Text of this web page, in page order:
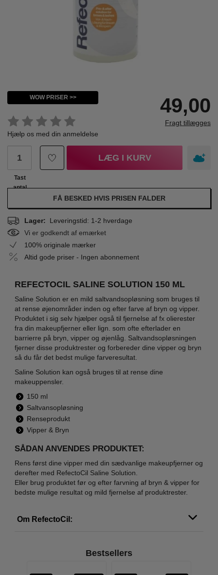
WOW PRISER >>
Hjælp os med din anmeldelse
49,00
Fragt tillægges
Tast
antal
LÆG I KURV
FÅ BESKED HVIS PRISEN FALDER
Lager: Leveringstid: 1-2 hverdage
Vi er godkendt af emærket
100% originale mærker
Altid gode priser - Ingen abonnement
REFECTOCIL SALINE SOLUTION 150 ML
Saline Solution er en mild saltvandsopløsning som bruges til
at rense øjenområder inden og efter farve af bryn og vipper.
Produktet i sig selv hjælper også til fjernelse af fx olierester
fra din makeupfjerner eller lign. som ofte efterlader en
barrierre på bryn, vipper og øjenlåg. Saltvandsopløsningen
fjerner disse produktrester og forbereder dine vipper og bryn
så du får det bedst mulige farveresultat.
Saline Solution kan også bruges til at rense dine
makeuppensler.
150 ml
Saltvansopløsning
Renseprodukt
Vipper & Bryn
SÅDAN ANVENDES PRODUKTET:
Rens først dine vipper med din sædvanlige makeupfjerner og
derefter med RefectoCil Saline Solution.
Eller brug produktet før og efter farvning af bryn & vipper for
bedste mulige resultat og mild fjernelse af produktrester.
Om RefectoCil:
Bestsellers